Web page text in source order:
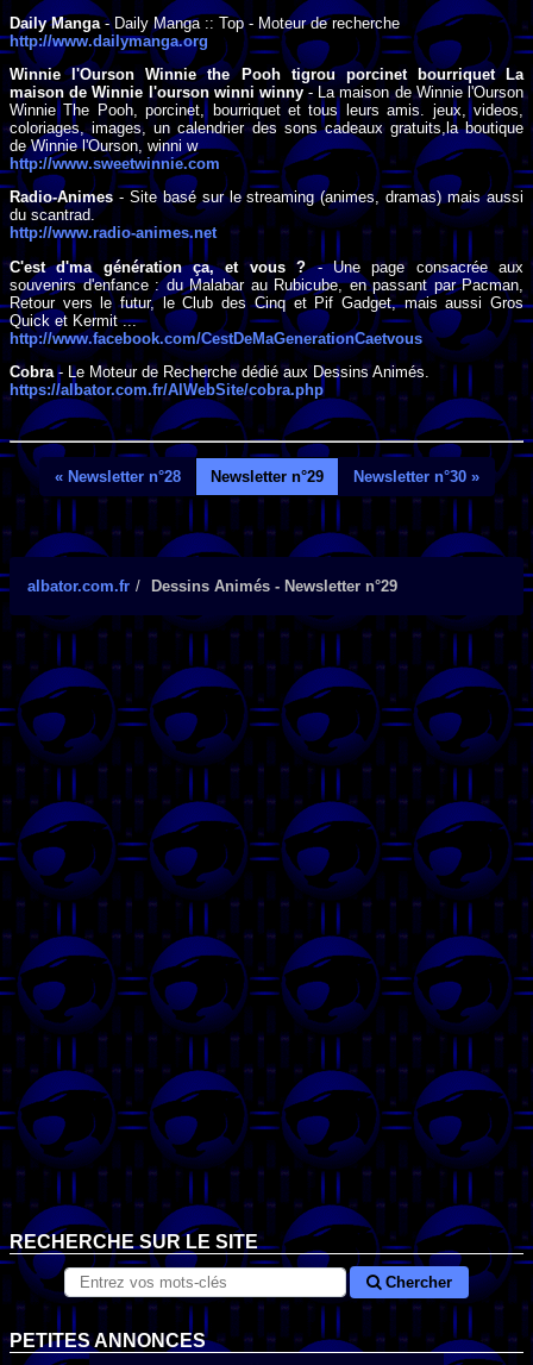
Daily Manga- Daily Manga :: Top - Moteur de recherche
http://www.dailymanga.org
Winnie l'Ourson Winnie the Pooh tigrou porcinet bourriquet La
maison de Winnie l'ourson winni winny- La maison de Winnie l'Ourson
Winnie The Pooh, porcinet, bourriquet et tous leurs amis. jeux, videos,
coloriages, images, un calendrier des sons cadeaux gratuits,la boutique
de Winnie l'Ourson, winni w
http://www.sweetwinnie.com
Radio-Animes- Site basé sur le streaming (animes, dramas) mais aussi
du scantrad.
http://www.radio-animes.net
C'est d'ma génération ça, et vous ?- Une page consacrée aux
souvenirs d'enfance : du Malabar au Rubicube, en passant par Pacman,
Retour vers le futur, le Club des Cinq et Pif Gadget, mais aussi Gros
Quick et Kermit ...
http://www.facebook.com/CestDeMaGenerationCaetvous
Cobra- Le Moteur de Recherche dédié aux Dessins Animés.
https://albator.com.fr/AlWebSite/cobra.php
« Newsletter n°28 Newsletter n°29 Newsletter n°30 »
albator.com.fr Dessins Animés - Newsletter n°29
RECHERCHE SUR LE SITE
Chercher
PETITES ANNONCES